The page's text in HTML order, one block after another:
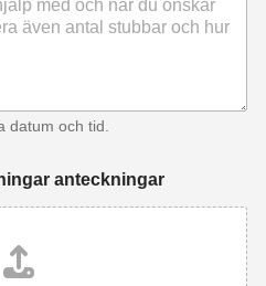
datum och tid.
anteckningar